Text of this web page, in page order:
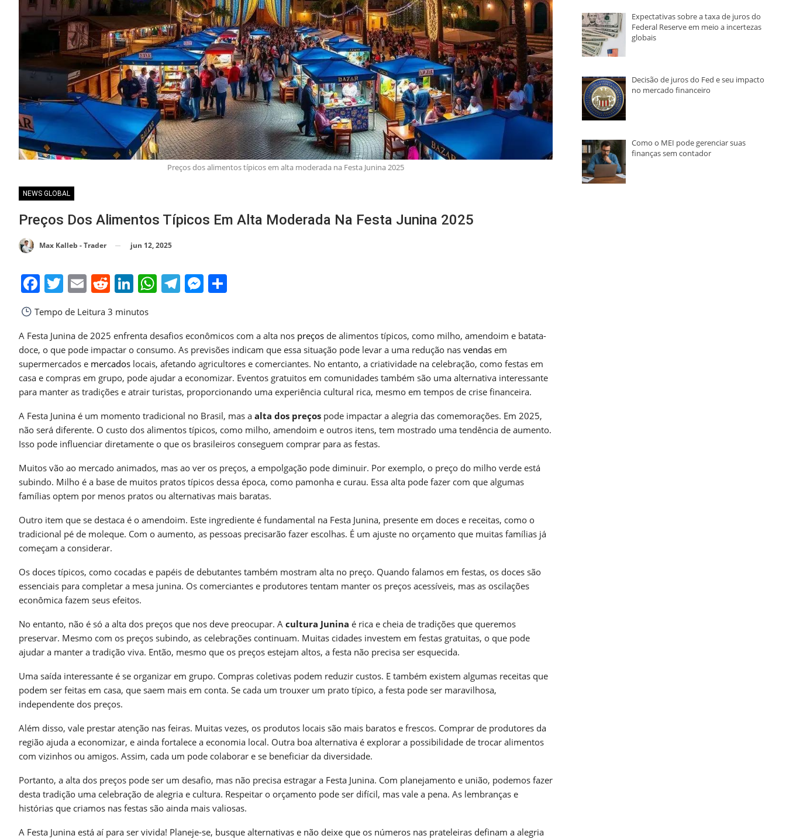
Preços dos alimentos típicos em alta moderada na Festa Junina 2025
NEWS GLOBAL
Preços Dos Alimentos Típicos Em Alta Moderada Na Festa Junina 2025
Max Kalleb - Trader jun 12, 2025
Facebook
Twitter
EmailReddit
LinkedIn
WhatsApp
Telegram
Messenger
Tempo de Leitura 3 minutos
A Festa Junina de 2025 enfrenta desafios econômicos com a alta nos preços de alimentos típicos, como milho, amendoim e batata-
doce, o que pode impactar o consumo. As previsões indicam que essa situação pode levar a uma redução nas vendas em
supermercados e mercados locais, afetando agricultores e comerciantes. No entanto, a criatividade na celebração, como festas em
casa e compras em grupo, pode ajudar a economizar. Eventos gratuitos em comunidades também são uma alternativa interessante
para manter as tradições e atrair turistas, proporcionando uma experiência cultural rica, mesmo em tempos de crise financeira.
A Festa Junina é um momento tradicional no Brasil, mas a alta dos preços pode impactar a alegria das comemorações. Em 2025,
não será diferente. O custo dos alimentos típicos, como milho, amendoim e outros itens, tem mostrado uma tendência de aumento.
Isso pode influenciar diretamente o que os brasileiros conseguem comprar para as festas.
Muitos vão ao mercado animados, mas ao ver os preços, a empolgação pode diminuir. Por exemplo, o preço do milho verde está
subindo. Milho é a base de muitos pratos típicos dessa época, como pamonha e curau. Essa alta pode fazer com que algumas
famílias optem por menos pratos ou alternativas mais baratas.
Outro item que se destaca é o amendoim. Este ingrediente é fundamental na Festa Junina, presente em doces e receitas, como o
tradicional pé de moleque. Com o aumento, as pessoas precisarão fazer escolhas. É um ajuste no orçamento que muitas famílias já
começam a considerar.
Os doces típicos, como cocadas e papéis de debutantes também mostram alta no preço. Quando falamos em festas, os doces são
essenciais para completar a mesa junina. Os comerciantes e produtores tentam manter os preços acessíveis, mas as oscilações
econômica fazem seus efeitos.
No entanto, não é só a alta dos preços que nos deve preocupar. A cultura Junina é rica e cheia de tradições que queremos
preservar. Mesmo com os preços subindo, as celebrações continuam. Muitas cidades investem em festas gratuitas, o que pode
ajudar a manter a tradição viva. Então, mesmo que os preços estejam altos, a festa não precisa ser esquecida.
Uma saída interessante é se organizar em grupo. Compras coletivas podem reduzir custos. E também existem algumas receitas que
podem ser feitas em casa, que saem mais em conta. Se cada um trouxer um prato típico, a festa pode ser maravilhosa,
independente dos preços.
Além disso, vale prestar atenção nas feiras. Muitas vezes, os produtos locais são mais baratos e frescos. Comprar de produtores da
região ajuda a economizar, e ainda fortalece a economia local. Outra boa alternativa é explorar a possibilidade de trocar alimentos
com vizinhos ou amigos. Assim, cada um pode colaborar e se beneficiar da diversidade.
Portanto, a alta dos preços pode ser um desafio, mas não precisa estragar a Festa Junina. Com planejamento e união, podemos fazer
desta tradição uma celebração de alegria e cultura. Respeitar o orçamento pode ser difícil, mas vale a pena. As lembranças e
histórias que criamos nas festas são ainda mais valiosas.
A Festa Junina está aí para ser vivida! Planeje-se, busque alternativas e não deixe que os números nas prateleiras definam a alegria
Expectativas sobre a taxa de juros do
Federal Reserve em meio a incertezas
globais
Decisão de juros do Fed e seu impacto
no mercado financeiro
Como o MEI pode gerenciar suas
finanças sem contador